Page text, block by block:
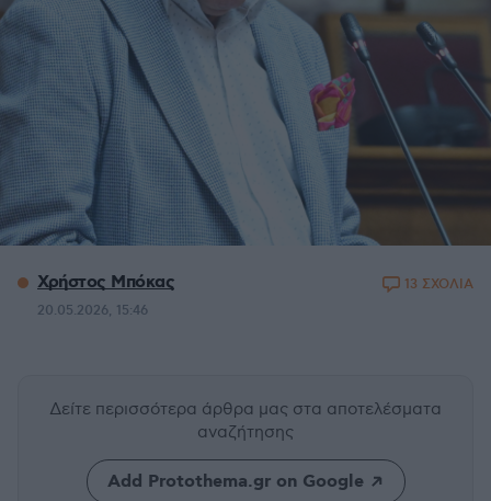
Χρήστος Μπόκας
20.05.2026, 15:46
13 ΣΧΟΛΙΑ
Δείτε περισσότερα άρθρα μας στα αποτελέσματα
αναζήτησης
Add Protothema.gr on Google